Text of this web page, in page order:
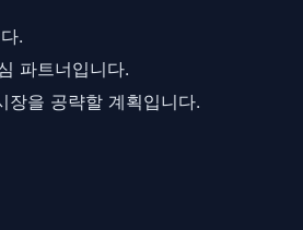
.
파트너입니다.
을 공략할 계획입니다.